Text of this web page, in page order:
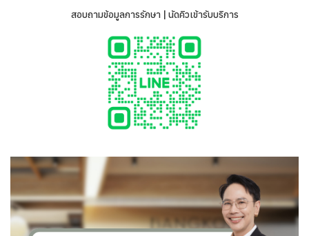
สอบถามข้อมูลการรักษา | นัดคิวเข้ารับบริการ